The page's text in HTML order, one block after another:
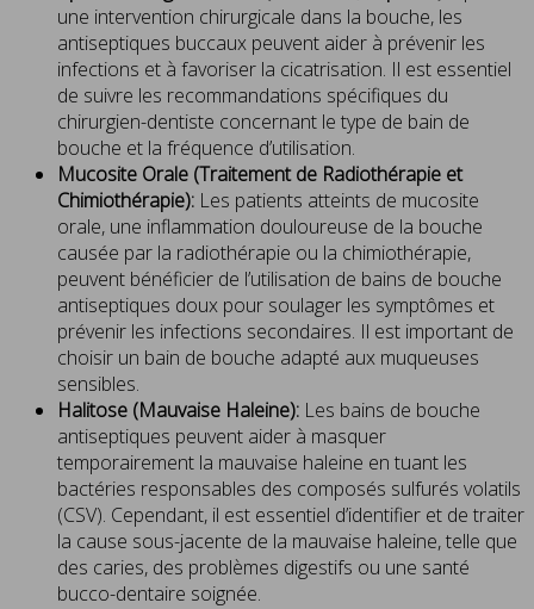
une intervention chirurgicale dans la bouche, les
antiseptiques buccaux peuvent aider à prévenir les
infections et à favoriser la cicatrisation. Il est essentiel
de suivre les recommandations spécifiques du
chirurgien-dentiste concernant le type de bain de
bouche et la fréquence d’utilisation.
Mucosite Orale (Traitement de Radiothérapie et
Chimiothérapie): Les patients atteints de mucosite
orale, une inflammation douloureuse de la bouche
causée par la radiothérapie ou la chimiothérapie,
peuvent bénéficier de l’utilisation de bains de bouche
antiseptiques doux pour soulager les symptômes et
prévenir les infections secondaires. Il est important de
choisir un bain de bouche adapté aux muqueuses
sensibles.
Halitose (Mauvaise Haleine): Les bains de bouche
antiseptiques peuvent aider à masquer
temporairement la mauvaise haleine en tuant les
bactéries responsables des composés sulfurés volatils
(CSV). Cependant, il est essentiel d’identifier et de traiter
la cause sous-jacente de la mauvaise haleine, telle que
des caries, des problèmes digestifs ou une santé
bucco-dentaire soignée.